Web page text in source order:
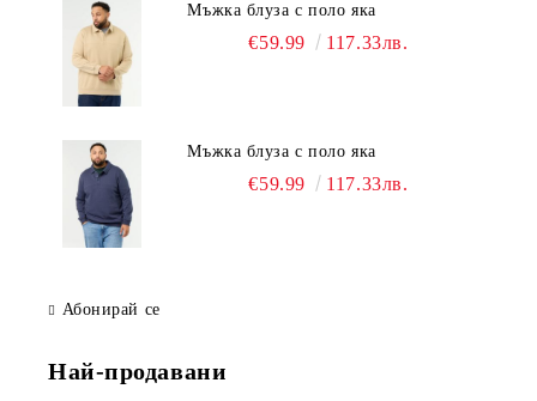
Мъжка блуза с поло яка
€59.99 117.33лв.
Мъжка блуза с поло яка
€59.99 117.33лв.
Абонирай се
Най-продавани